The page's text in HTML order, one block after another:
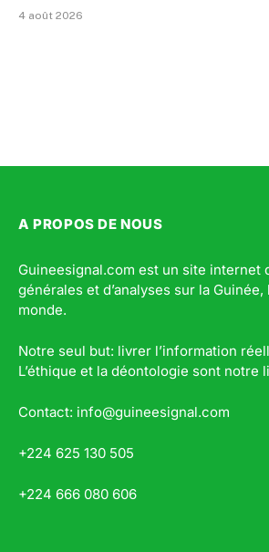
4 août 2026
A PROPOS DE NOUS
Guineesignal.com est un site internet
générales et d’analyses sur la Guinée,
monde.
Notre seul but: livrer l’information
L’éthique et la déontologie sont notre
Contact: info@guineesignal.com
+224 625 130 505
+224 666 080 606